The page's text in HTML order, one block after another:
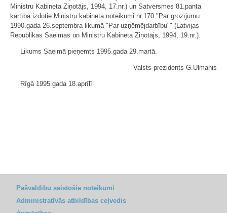
Ministru Kabineta Ziņotājs, 1994, 17.nr.) un Satversmes 81.panta
kārtībā izdotie Ministru kabineta noteikumi nr.170 "Par grozījumu
1990.gada 26.septembra likumā "Par uzņēmējdarbību"" (Latvijas
Republikas Saeimas un Ministru Kabineta Ziņotājs, 1994, 19.nr.).
Likums Saeimā pieņemts 1995.gada 29.martā.
Valsts prezidents G.Ulmanis
Rīgā 1995.gada 18.aprīlī
Pašvaldību saistošie noteikumi
Administratīvās atbildības ceļvedis